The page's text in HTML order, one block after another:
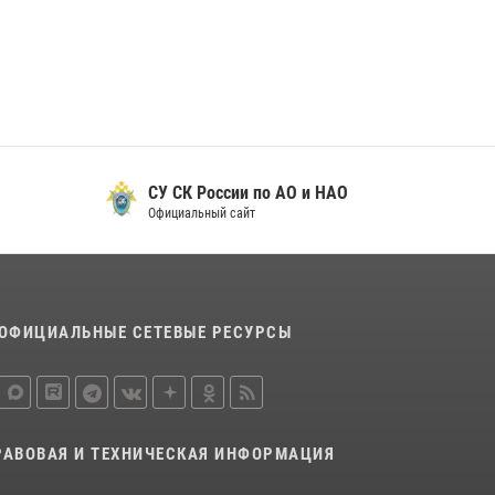
СУ СК России по АО и НАО
Официальный сайт
СЕТЕВЫЕ РЕСУРСЫ
И ТЕХНИЧЕСКАЯ ИНФОРМАЦИЯ